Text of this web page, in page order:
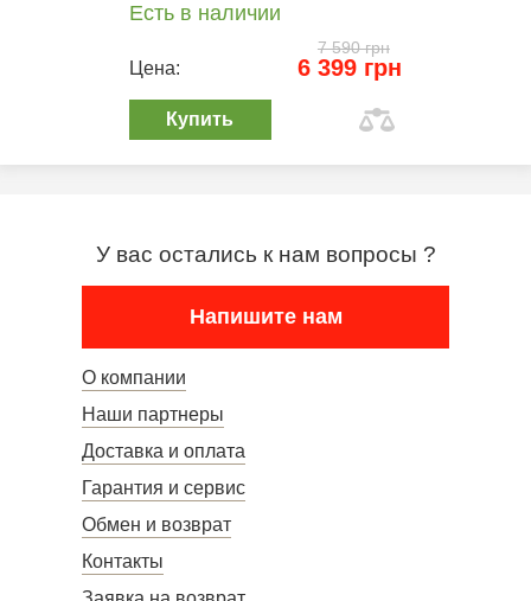
Есть в наличии
7 590 грн
Цена: 6 399 грн
Купить
У вас остались к нам вопросы ?
Напишите нам
О компании
Наши партнеры
Доставка и оплата
Гарантия и сервис
Обмен и возврат
Контакты